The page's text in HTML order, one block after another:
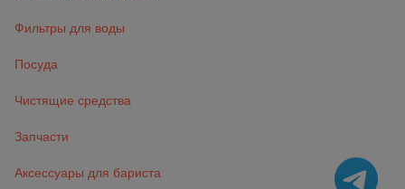
Фильтры для воды
Посуда
Чистящие средства
Запчасти
Аксессуары для бариста